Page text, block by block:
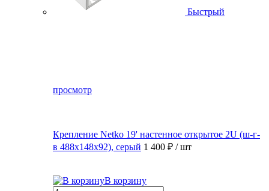
Быстрый
просмотр
Крепление Netko 19' настенное открытое 2U (ш-г-
в 488х148х92), серый 1 400 ₽ / шт
В корзину